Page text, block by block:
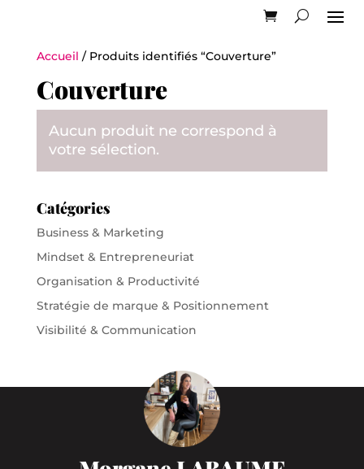
Accueil / Produits identifiés “Couverture”
Couverture
Aucun produit ne correspond à
votre sélection.
Catégories
Business & Marketing
Mindset & Entrepreneuriat
Organisation & Productivité
Stratégie de marque & Positionnement
Visibilité & Communication